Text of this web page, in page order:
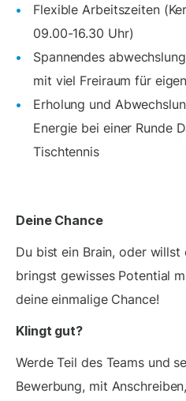
Flexible Arbeitszeiten
09.00-16.30 Uhr)
Spannendes
mit viel Freiraum für
Erholung und
Energie bei einer Runde
Tischtennis
Deine Chance
Du bist ein Brain, oder willst
bringst gewisses Potential
deine einmalige Chance!
Klingt gut?
Werde Teil des Teams und
Bewerbung, mit